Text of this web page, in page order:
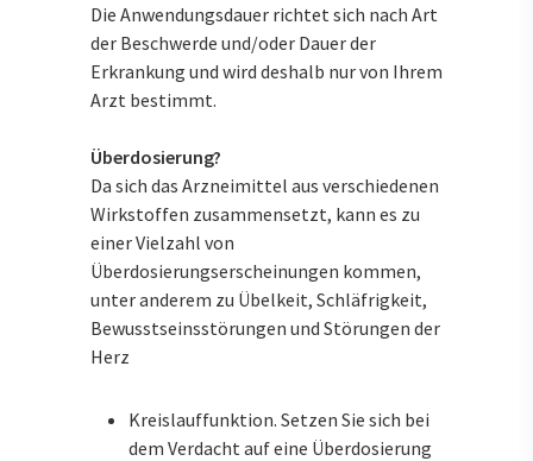
Die Anwendungsdauer richtet sich nach Art
der Beschwerde und/oder Dauer der
Erkrankung und wird deshalb nur von Ihrem
Arzt bestimmt.
Überdosierung?
Da sich das Arzneimittel aus verschiedenen
Wirkstoffen zusammensetzt, kann es zu
einer Vielzahl von
Überdosierungserscheinungen kommen,
unter anderem zu Übelkeit, Schläfrigkeit,
Bewusstseinsstörungen und Störungen der
Herz
Kreislauffunktion. Setzen Sie sich bei
dem Verdacht auf eine Überdosierung